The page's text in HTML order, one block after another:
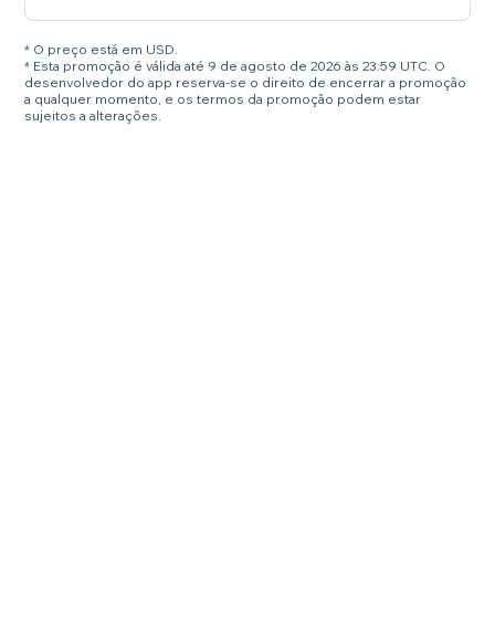
* O preço está em USD.
* Esta promoção é válida até 9 de agosto de 2026 às 23:59 UTC. O
desenvolvedor do app reserva-se o direito de encerrar a promoção
a qualquer momento, e os termos da promoção podem estar
sujeitos a alterações.